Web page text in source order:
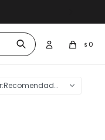
$ 0
Recomendados